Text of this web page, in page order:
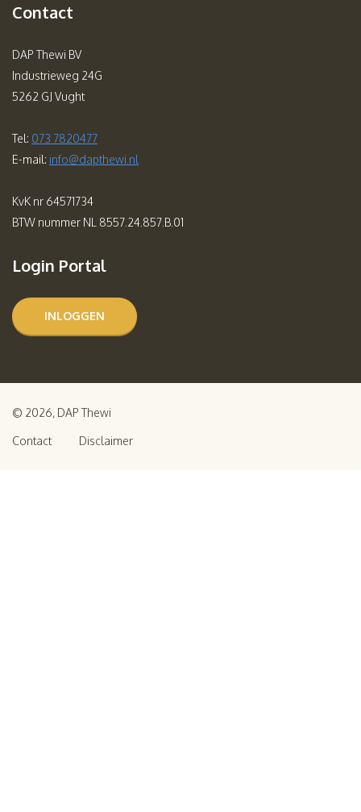
Contact
DAP Thewi BV
Industrieweg 24G
5262 GJ Vught
Tel: 073 7820477
E-mail: info@dapthewi.nl
KvK nr 64571734
BTW nummer NL 8557.24.857.B.01
Login Portal
INLOGGEN
© 2026, DAP Thewi
Contact Disclaimer